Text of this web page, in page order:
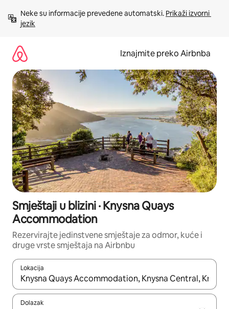
sadržaj
Neke su informacije prevedene automatski. Prikaži izvorni
jezik
Iznajmite preko Airbnba
Smještaji u blizini · Knysna Quays
Accommodation
Rezervirajte jedinstvene smještaje za odmor, kuće i
druge vrste smještaja na Airbnbu
Lokacija
Kada budu dostupni rezultati, moći ćete ih pregledati
Dolazak